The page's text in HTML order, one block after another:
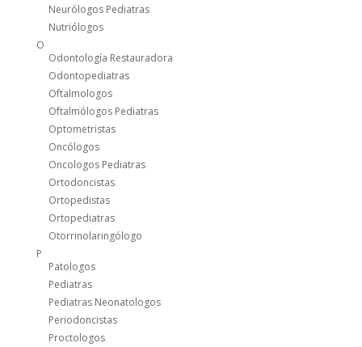
Neurólogos Pediatras
Nutriólogos
O
Odontología Restauradora
Odontopediatras
Oftalmologos
Oftalmólogos Pediatras
Optometristas
Oncólogos
Oncologos Pediatras
Ortodoncistas
Ortopedistas
Ortopediatras
Otorrinolaringólogo
P
Patologos
Pediatras
Pediatras Neonatologos
Periodoncistas
Proctologos